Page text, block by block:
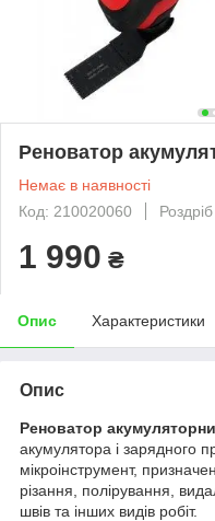
Реноватор
Немає в наявності
Код: 210020060
Роздріб
1 990 ₴
Опис Характеристики
Опис
Реноватор
акумулятора і зарядного
мікроінструмент,
різання, полірування,
швів та інших видів робіт.